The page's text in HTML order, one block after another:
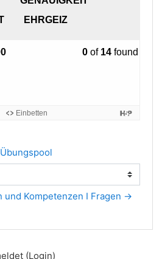
und Kompetenzen I Fragen →
(Login)